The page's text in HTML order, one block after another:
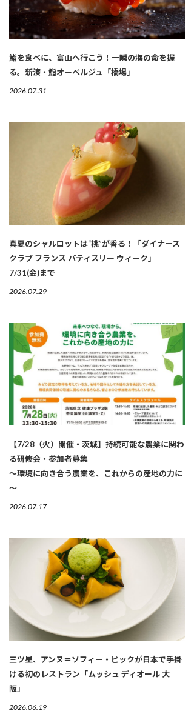
鮨を食べに、富山へ行こう！一瞬の海の命を握
る。新湊・鮨オーベルジュ「橋場」
2026.07.31
真夏のシャルロットは“桃”が香る！「ダイナース
クラブ フランス パティスリー ウィーク」
7/31(金)まで
2026.07.29
【7/28（火）開催・茨城】持続可能な農業に関わ
る研修会・参加者募集
～環境に向き合う農業を、これからの産地の力に
～
2026.07.17
三ツ星、アンヌ＝ソフィー・ピックが日本で手掛
ける初のレストラン「ムッシュ ディオール 大
阪」
2026.06.19